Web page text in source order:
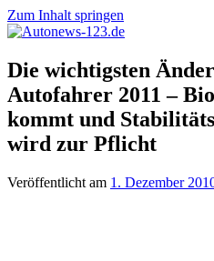
Zum Inhalt springen
Autonews-
123.de
Autonews
mit
Charme
Die wichtigsten
Autofahrer 2011 –
kommt und
wird zur Pflicht
Veröffentlicht am 1. Dezember